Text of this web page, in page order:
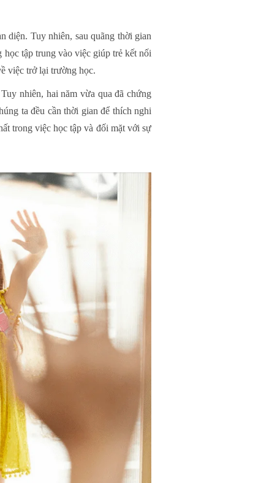
diện. Tuy nhiên, sau quãng thời gian
tập trung vào việc giúp trẻ kết nối
việc trở lại trường học.
nhiên, hai năm vừa qua đã chứng
ta đều cần thời gian để thích nghi
trong việc học tập và đối mặt với sự